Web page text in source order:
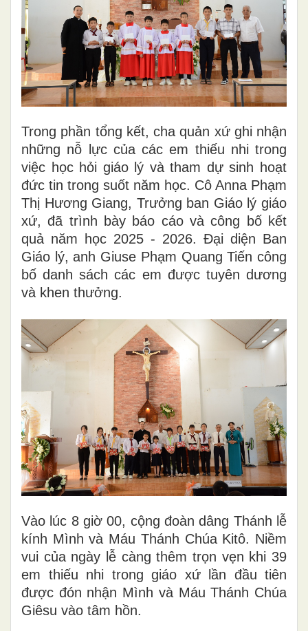
Trong phần tổng kết, cha quản xứ ghi nhận
những nỗ lực của các em thiếu nhi trong
việc học hỏi giáo lý và tham dự sinh hoạt
đức tin trong suốt năm học. Cô Anna Phạm
Thị Hương Giang, Trưởng ban Giáo lý giáo
xứ, đã trình bày báo cáo và công bố kết
quả năm học 2025 - 2026. Đại diện Ban
Giáo lý, anh Giuse Phạm Quang Tiến công
bố danh sách các em được tuyên dương
và khen thưởng.
Vào lúc 8 giờ 00, cộng đoàn dâng Thánh lễ
kính Mình và Máu Thánh Chúa Kitô. Niềm
vui của ngày lễ càng thêm trọn vẹn khi 39
em thiếu nhi trong giáo xứ lần đầu tiên
được đón nhận Mình và Máu Thánh Chúa
Giêsu vào tâm hồn.